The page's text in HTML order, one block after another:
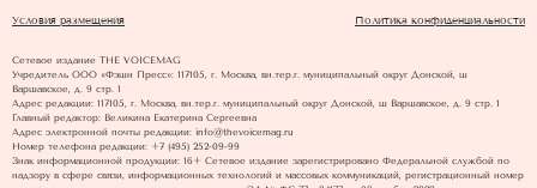
Условия размещения Политика конфиденциальности
Сетевое издание THE VOICEMAG
Учредитель ООО «Фэшн Пресс»: 117105, г. Москва, вн.тер.г. муниципальный округ Донской, ш
Варшавское, д. 9 стр. 1
Адрес редакции: 117105, г. Москва, вн.тер.г. муниципальный округ Донской, ш Варшавское, д. 9 стр. 1
Главный редактор: Великина Екатерина Сергеевна
Адрес электронной почты редакции: info@thevoicemag.ru
Номер телефона редакции: +7 (495) 252-09-99
Знак информационной продукции: 16+ Cетевое издание зарегистрировано Федеральной службой по
надзору в сфере связи, информационных технологий и массовых коммуникаций, регистрационный номер